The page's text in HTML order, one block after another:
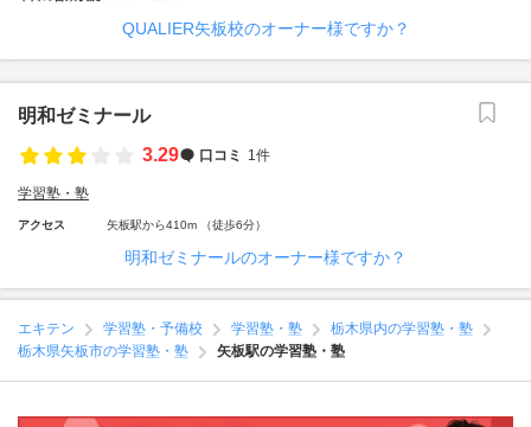
QUALIER矢板校のオーナー様ですか？
明和ゼミナール
3.29
口コミ 1件
学習塾・塾
アクセス 矢板駅から410m （徒歩6分）
明和ゼミナールのオーナー様ですか？
エキテン 学習塾・予備校 学習塾・塾
栃木県内の学習塾・塾
栃木県矢板市の学習塾・塾
矢板駅の学習塾・塾